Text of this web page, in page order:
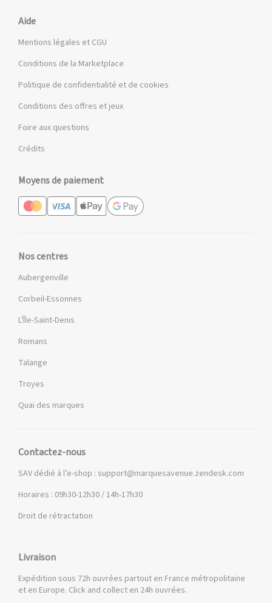
Aide
Mentions légales et CGU
Conditions de la Marketplace
Politique de confidentialité et de cookies
Conditions des offres et jeux
Foire aux questions
Crédits
Moyens de paiement
Nos centres
Aubergenville
Corbeil-Essonnes
L'Île-Saint-Denis
Romans
Talange
Troyes
Quai des marques
Contactez-nous
SAV dédié à l’e-shop : support@marquesavenue.zendesk.com
Horaires : 09h30-12h30 / 14h-17h30
Droit de rétractation
Livraison
Expédition sous 72h ouvrées partout en France métropolitaine
et en Europe. Click and collect en 24h ouvrées.